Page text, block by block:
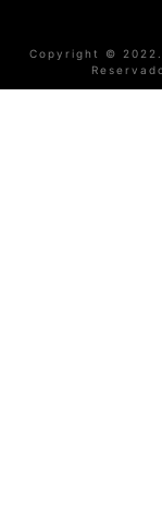
Copyright ©